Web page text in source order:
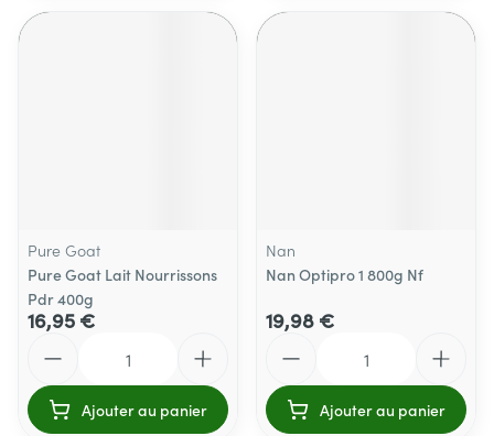
Pure Goat
Pure Goat Lait Nourrissons
Pdr 400g
16,95 €
Ajouter au panier
Nan
Nan Optipro 1 800g Nf
19,98 €
Ajouter au panier